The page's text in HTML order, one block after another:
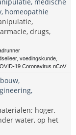
homeopathie
drugs,
voedingskunde,
19 Coronavirus nCoV
hoger,
water, op het